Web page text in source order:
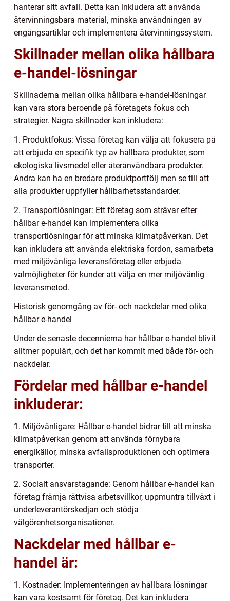
hanterar sitt avfall. Detta kan inkludera att använda
återvinningsbara material, minska användningen av
engångsartiklar och implementera återvinningssystem.
Skillnader mellan olika hållbara
e-handel-lösningar
Skillnaderna mellan olika hållbara e-handel-lösningar
kan vara stora beroende på företagets fokus och
strategier. Några skillnader kan inkludera:
1. Produktfokus: Vissa företag kan välja att fokusera på
att erbjuda en specifik typ av hållbara produkter, som
ekologiska livsmedel eller återanvändbara produkter.
Andra kan ha en bredare produktportfölj men se till att
alla produkter uppfyller hållbarhetsstandarder.
2. Transportlösningar: Ett företag som strävar efter
hållbar e-handel kan implementera olika
transportlösningar för att minska klimatpåverkan. Det
kan inkludera att använda elektriska fordon, samarbeta
med miljövänliga leveransföretag eller erbjuda
valmöjligheter för kunder att välja en mer miljövänlig
leveransmetod.
Historisk genomgång av för- och nackdelar med olika
hållbar e-handel
Under de senaste decennierna har hållbar e-handel blivit
alltmer populärt, och det har kommit med både för- och
nackdelar.
Fördelar med hållbar e-handel
inkluderar:
1. Miljövänligare: Hållbar e-handel bidrar till att minska
klimatpåverkan genom att använda förnybara
energikällor, minska avfallsproduktionen och optimera
transporter.
2. Socialt ansvarstagande: Genom hållbar e-handel kan
företag främja rättvisa arbetsvillkor, uppmuntra tillväxt i
underleverantörskedjan och stödja
välgörenhetsorganisationer.
Nackdelar med hållbar e-
handel är:
1. Kostnader: Implementeringen av hållbara lösningar
kan vara kostsamt för företag. Det kan inkludera